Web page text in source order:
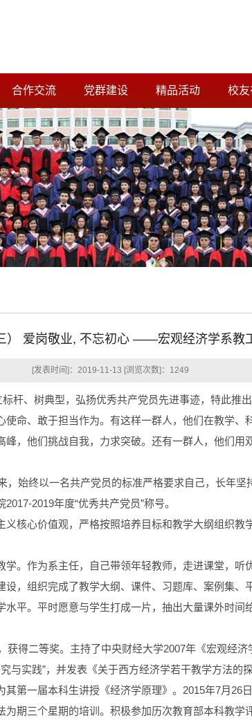
合作交流 党群建设 精品活动 校友
） 爱岗敬业, 不忘初心 ——宏观经济学系教
[发表时间]：2019-11-13 [浏览次数]： 1249
杆、树典型，弘扬优秀共产党员先进事迹，特此推出
命、敢于担当作为。有这样一群人，他们在教学
，他们挑战自我，力求突破。还有一群人，他们
始终以一名共产党员的标准严格要求自己，长年
2019年度“优秀共产党员”称号。
核心价值观，严格按照培养目标和教学大纲组织
。作为系主任，自己带领年轻教师，走进课堂，
，组织完成了教学大纲、课件、习题库、案例集、
平。平时愿意与学生打成一片，抽出大量课外时
得二等奖。主持了中央财经大学2007年《宏观经
实践”，并发表《关于西方经济学若干教学方法的
第一届本科生讲授《经济学原理》。2015年7月26
期三个星期的培训。积极参加历次教育部本科教